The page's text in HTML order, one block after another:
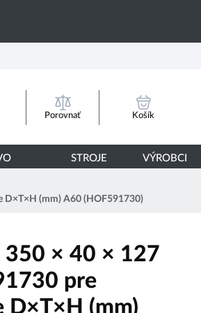
Porovnať Košík
STROJE VÝROBCI
D×T×H (mm) A60 (HOF591730)
350 × 40 × 127
pre
D×T×H (mm)